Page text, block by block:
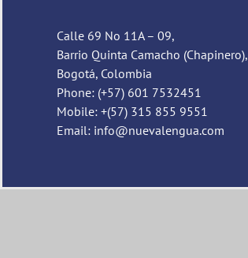
Calle 69 No 11A – 09,
Barrio Quinta Camacho (Chapinero),
Bogotá, Colombia
Phone: (+57) 601 7532451
Mobile: +(57) 315 855 9551
Email: info@nuevalengua.com